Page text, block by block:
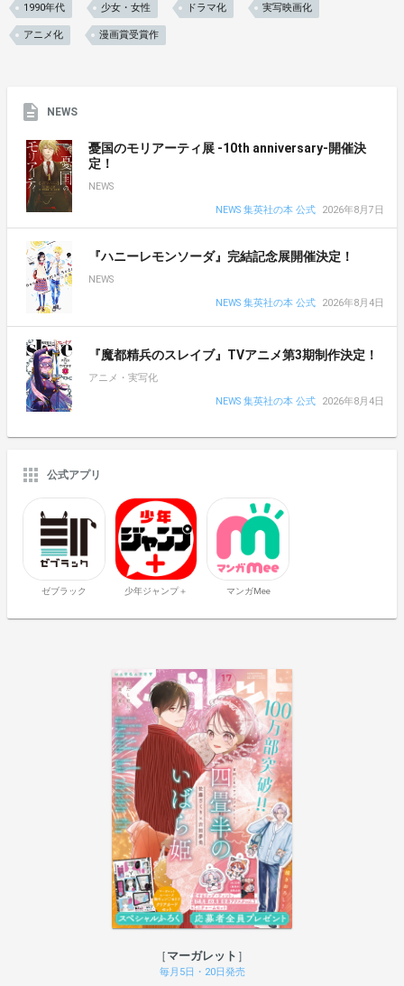
1990年代 少女・女性 ドラマ化 実写映画化
アニメ化 漫画賞受賞作
NEWS
憂国のモリアーティ展 -10th anniversary-開催決
定！
NEWS
NEWS 集英社の本 公式
2026年8月7日
『ハニーレモンソーダ』完結記念展開催決定！
NEWS
NEWS 集英社の本 公式
2026年8月4日
『魔都精兵のスレイブ』TVアニメ第3期制作決定！
アニメ・実写化
NEWS 集英社の本 公式
2026年8月4日
公式アプリ
ゼブラック 少年ジャンプ＋ マンガMee
マーガレット
毎月5日・20日発売